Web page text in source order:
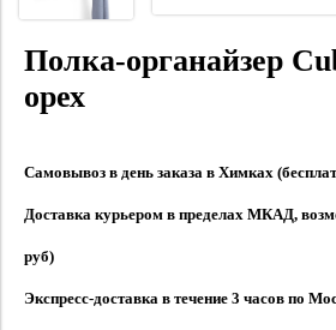
Полка-органайзер
орех
Самовывоз в день заказа в Химках
Доставка курьером в пределах МКАД,
руб)
Экспресс-доставка в течение 3 часов по